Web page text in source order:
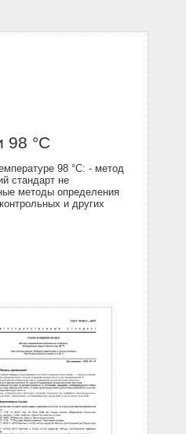
98 °С
98 °С: - метод
стандарт не
методы определения
и других